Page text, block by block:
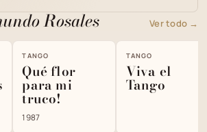
Rosales Ver todo →
TANGO
Qué flor
para mi
truco!
1987
TANGO
Viva el
Tango